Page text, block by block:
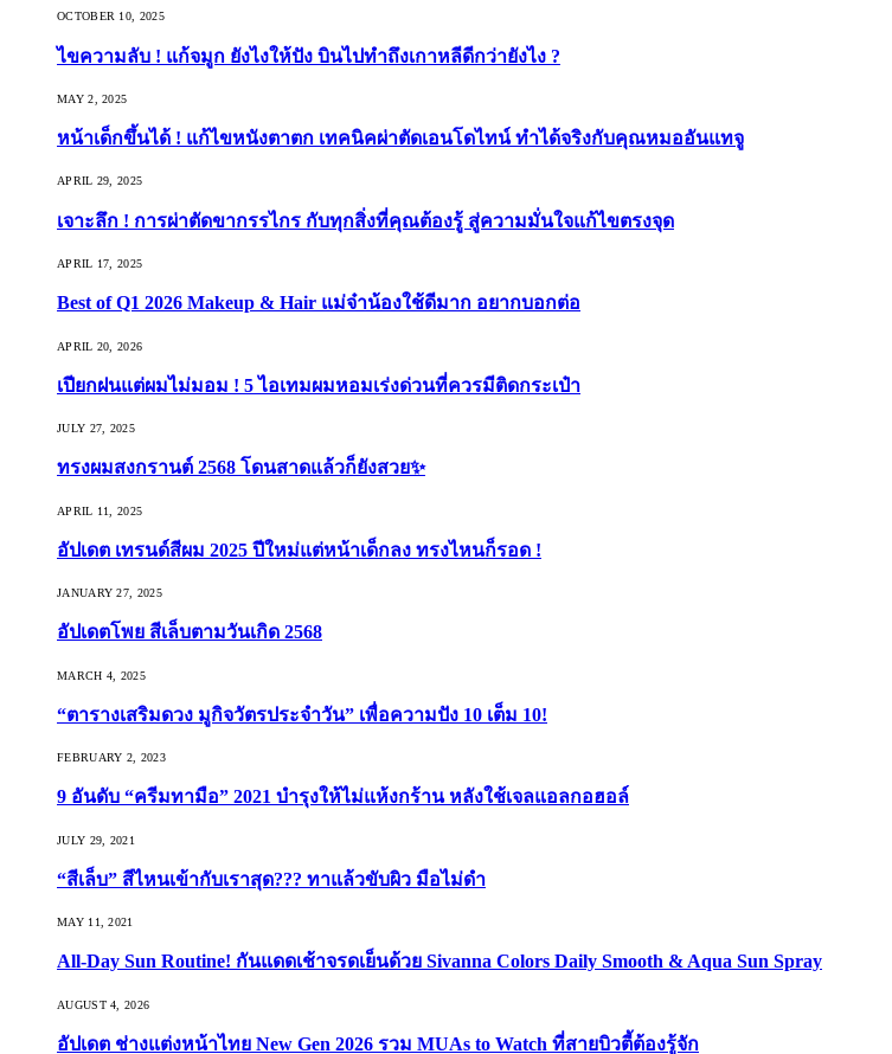
OCTOBER 10, 2025
ไขความลับ ! แก้จมูก ยังไงให้ปัง บินไปทำถึงเกาหลีดีกว่ายังไง ?
MAY 2, 2025
หน้าเด็กขึ้นได้ ! แก้ไขหนังตาตก เทคนิคผ่าตัดเอนโดไทน์ ทำได้จริงกับคุณหมออันแทจู
APRIL 29, 2025
เจาะลึก ! การผ่าตัดขากรรไกร กับทุกสิ่งที่คุณต้องรู้ สู่ความมั่นใจแก้ไขตรงจุด
APRIL 17, 2025
Best of Q1 2026 Makeup & Hair แม่จ๋าน้องใช้ดีมาก อยากบอกต่อ
APRIL 20, 2026
เปียกฝนแต่ผมไม่มอม ! 5 ไอเทมผมหอมเร่งด่วนที่ควรมีติดกระเป๋า
JULY 27, 2025
ทรงผมสงกรานต์ 2568 โดนสาดแล้วก็ยังสวย✨
APRIL 11, 2025
อัปเดต เทรนด์สีผม 2025 ปีใหม่แต่หน้าเด็กลง ทรงไหนก็รอด !
JANUARY 27, 2025
อัปเดตโพย สีเล็บตามวันเกิด 2568
MARCH 4, 2025
“ตารางเสริมดวง มูกิจวัตรประจำวัน” เพื่อความปัง 10 เต็ม 10!
FEBRUARY 2, 2023
9 อันดับ “ครีมทามือ” 2021 บำรุงให้ไม่แห้งกร้าน หลังใช้เจลแอลกอฮอล์
JULY 29, 2021
“สีเล็บ” สีไหนเข้ากับเราสุด??? ทาแล้วขับผิว มือไม่ดำ
MAY 11, 2021
All-Day Sun Routine! กันแดดเช้าจรดเย็นด้วย Sivanna Colors Daily Smooth & Aqua Sun Spray
AUGUST 4, 2026
อัปเดต ช่างแต่งหน้าไทย New Gen 2026 รวม MUAs to Watch ที่สายบิวตี้ต้องรู้จัก